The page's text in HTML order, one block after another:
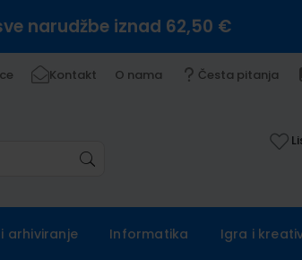
narudžbe iznad 62,50 €
Kontakt O nama Česta pitanja
arhiviranje Informatika Igra i